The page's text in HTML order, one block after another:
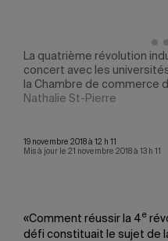
La quatrième révolution
concert avec les
la Chambre de commerce
Nathalie St-Pierre
19 novembre 2018 à 12 h 11
Mis à jour le 21 novembre 2018 à 13 h 11
«Comment réussir la 4 e
défi constituait le sujet de